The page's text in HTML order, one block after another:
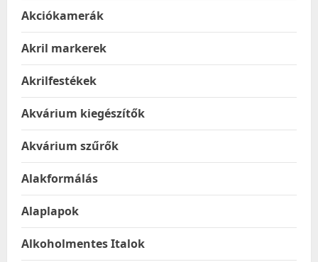
Akciókamerák
Akril markerek
Akrilfestékek
Akvárium kiegészítők
Akvárium szűrők
Alakformálás
Alaplapok
Alkoholmentes Italok